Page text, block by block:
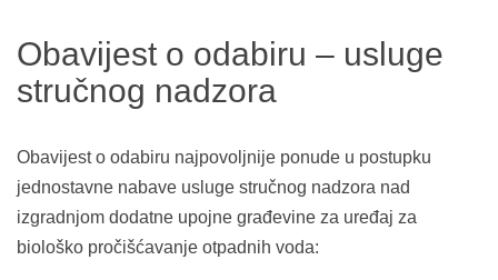
Obavijest o odabiru – usluge
stručnog nadzora
Obavijest o odabiru najpovoljnije ponude u postupku
jednostavne nabave usluge stručnog nadzora nad
izgradnjom dodatne upojne građevine za uređaj za
biološko pročišćavanje otpadnih voda: